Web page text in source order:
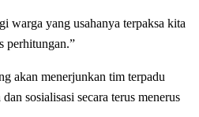
warga yang usahanya terpaksa kita
perhitungan.”
akan menerjunkan tim terpadu
sosialisasi secara terus menerus